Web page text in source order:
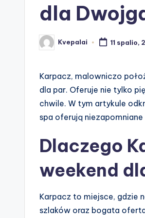
dla
Posted
by
Kvepalai 11 spalio,
Karpacz, malowniczo
dla par. Oferuje nie tylko
chwile. W tym artykule
spa oferują
Dlaczego
weekend
Karpacz to miejsce, gdzie
szlaków oraz bogata